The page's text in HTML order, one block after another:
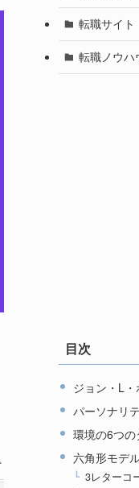
転職サイト
転職ノウハ
目次
ジョン・L
パーソナリ
環境の6つの
六角形モデ
3レターコ